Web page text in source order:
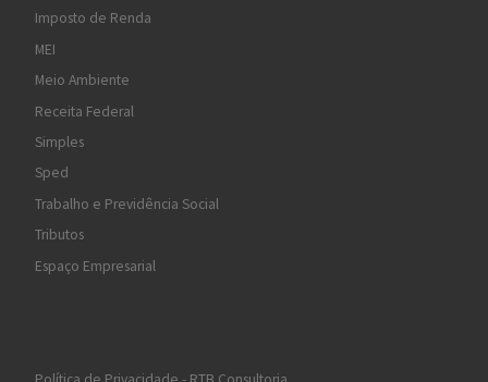
Imposto de Renda
MEI
Meio Ambiente
Receita Federal
Simples
Sped
Trabalho e Previdência Social
Tributos
Espaço Empresarial